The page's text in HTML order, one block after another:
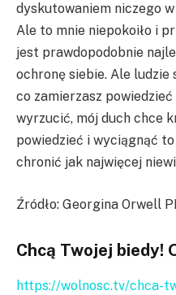
dyskutowaniem niczego
Ale to mnie niepokoiło i
jest prawdopodobnie
ochronę siebie. Ale
co zamierzasz
wyrzucić, mój duch chce
powiedzieć i wyciągnąć
chronić jak najwięcej
Źródło: Georgina Orwell
Chcą Twojej biedy!
https://wolnosc.tv/chca-